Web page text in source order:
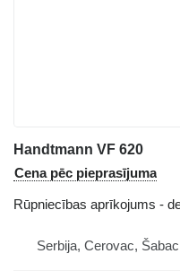
Handtmann VF 620
Cena pēc pieprasījuma
Rūpniecības aprīkojums -
Serbija, Cerovac, Šabac